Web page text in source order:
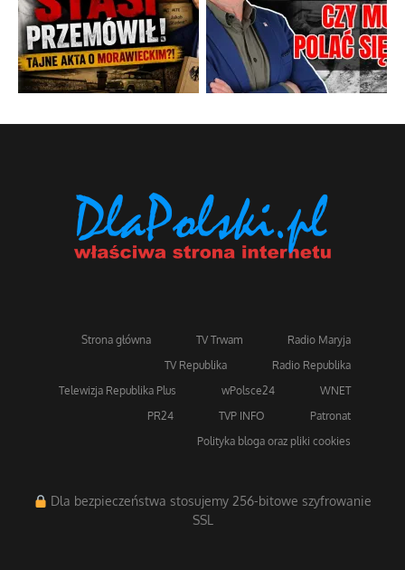
Strona główna TV Trwam
Radio Maryja
TV Republika
Radio Republika
Telewizja Republika Plus
wPolsce24
WNET
PR24
TVP INFO
Patronat
Polityka bloga oraz pliki cookies
Dla bezpieczeństwa stosujemy 256-bitowe szyfrowanie
SSL